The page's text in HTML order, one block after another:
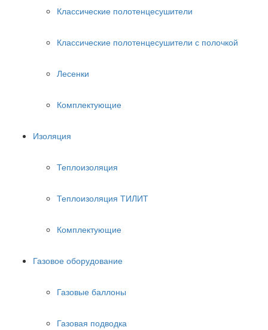
Классические полотенцесушители
Классические полотенцесушители с полочкой
Лесенки
Комплектующие
Изоляция
Теплоизоляция
Теплоизоляция ТИЛИТ
Комплектующие
Газовое оборудование
Газовые баллоны
Газовая подводка